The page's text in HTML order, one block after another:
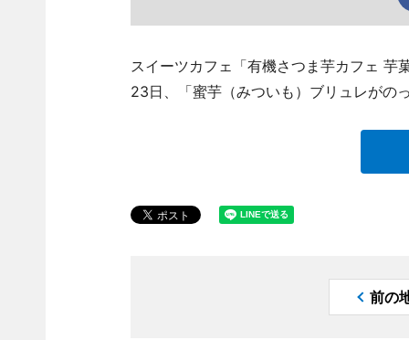
スイーツカフェ「有機さつま芋カフェ
23日、「蜜芋（みついも）ブリュレがの
前の